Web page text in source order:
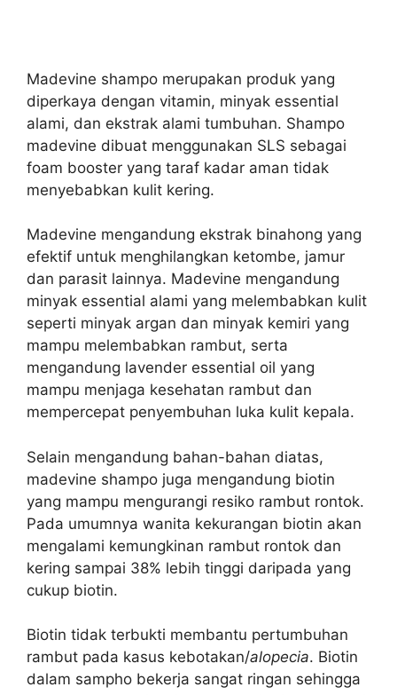
Madevine shampo merupakan produk yang
diperkaya dengan vitamin, minyak essential
alami, dan ekstrak alami tumbuhan. Shampo
madevine dibuat menggunakan SLS sebagai
foam booster yang taraf kadar aman tidak
menyebabkan kulit kering.
Madevine mengandung ekstrak binahong yang
efektif untuk menghilangkan ketombe, jamur
dan parasit lainnya. Madevine mengandung
minyak essential alami yang melembabkan kulit
seperti minyak argan dan minyak kemiri yang
mampu melembabkan rambut, serta
mengandung lavender essential oil yang
mampu menjaga kesehatan rambut dan
mempercepat penyembuhan luka kulit kepala.
Selain mengandung bahan-bahan diatas,
madevine shampo juga mengandung biotin
yang mampu mengurangi resiko rambut rontok.
Pada umumnya wanita kekurangan biotin akan
mengalami kemungkinan rambut rontok dan
kering sampai 38% lebih tinggi daripada yang
cukup biotin.
Biotin tidak terbukti membantu pertumbuhan
rambut pada kasus kebotakan/alopecia. Biotin
dalam sampho bekerja sangat ringan sehingga